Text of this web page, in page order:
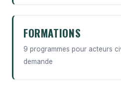
FORMATIONS
9 programmes pour acteurs
demande